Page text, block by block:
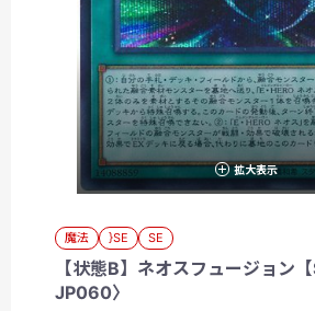
拡大表示
魔法 }SE SE
【状態B】ネオスフュージョン
JP060〉